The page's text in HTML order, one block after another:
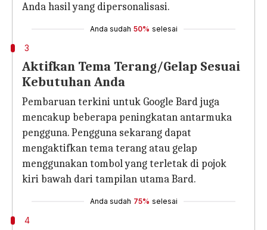
Anda hasil yang dipersonalisasi.
Anda sudah 50% selesai
3
Aktifkan Tema Terang/Gelap Sesuai
Kebutuhan Anda
Pembaruan terkini untuk Google Bard juga
mencakup beberapa peningkatan antarmuka
pengguna. Pengguna sekarang dapat
mengaktifkan tema terang atau gelap
menggunakan tombol yang terletak di pojok
kiri bawah dari tampilan utama Bard.
Anda sudah 75% selesai
4